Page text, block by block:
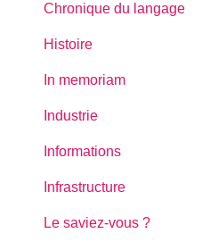
Chronique du langage
Histoire
In memoriam
Industrie
Informations
Infrastructure
Le saviez-vous ?